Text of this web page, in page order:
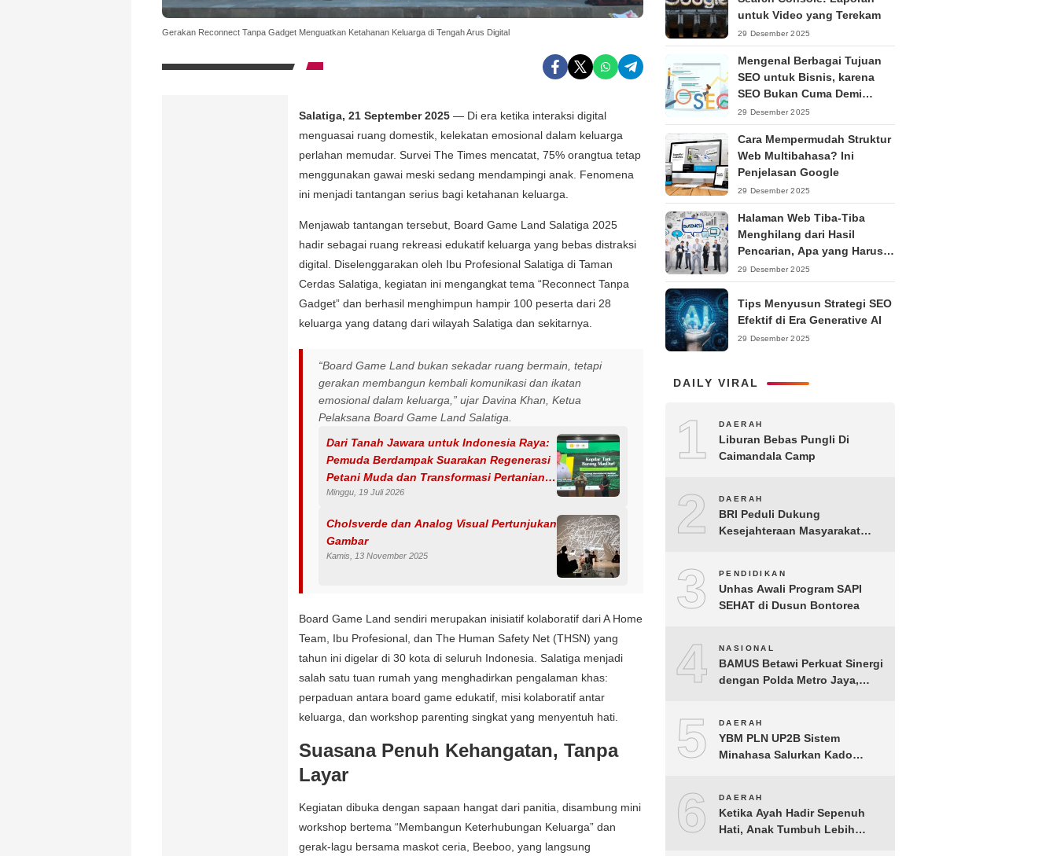
Gerakan Reconnect Tanpa Gadget Menguatkan Ketahanan Keluarga di Tengah Arus Digital
Salatiga, 21 September 2025 — Di era ketika interaksi digital
menguasai ruang domestik, kelekatan emosional dalam keluarga
perlahan memudar. Survei The Times mencatat, 75% orangtua tetap
menggunakan gawai meski sedang mendampingi anak. Fenomena
ini menjadi tantangan serius bagi ketahanan keluarga.
Menjawab tantangan tersebut, Board Game Land Salatiga 2025
hadir sebagai ruang rekreasi edukatif keluarga yang bebas distraksi
digital. Diselenggarakan oleh Ibu Profesional Salatiga di Taman
Cerdas Salatiga, kegiatan ini mengangkat tema “Reconnect Tanpa
Gadget” dan berhasil menghimpun hampir 100 peserta dari 28
keluarga yang datang dari wilayah Salatiga dan sekitarnya.
“Board Game Land bukan sekadar ruang bermain, tetapi
gerakan membangun kembali komunikasi dan ikatan
emosional dalam keluarga,” ujar Davina Khan, Ketua
Pelaksana Board Game Land Salatiga.
Dari Tanah Jawara untuk Indonesia Raya:
Pemuda Berdampak Suarakan Regenerasi
Petani Muda dan Transformasi Pertanian
Banten.
Minggu, 19 Juli 2026
Cholsverde dan Analog Visual Pertunjukan
Gambar
Kamis, 13 November 2025
Board Game Land sendiri merupakan inisiatif kolaboratif dari A Home
Team, Ibu Profesional, dan The Human Safety Net (THSN) yang
tahun ini digelar di 30 kota di seluruh Indonesia. Salatiga menjadi
salah satu tuan rumah yang menghadirkan pengalaman khas:
perpaduan antara board game edukatif, misi kolaboratif antar
keluarga, dan workshop parenting singkat yang menyentuh hati.
Suasana Penuh Kehangatan, Tanpa
Layar
Kegiatan dibuka dengan sapaan hangat dari panitia, disambung mini
workshop bertema “Membangun Keterhubungan Keluarga” dan
gerak-lagu bersama maskot ceria, Beeboo, yang langsung
untuk Video yang Terekam
29 Desember 2025
Mengenal Berbagai Tujuan
SEO untuk Bisnis, karena
SEO Bukan Cuma Demi
Ranking
29 Desember 2025
Cara Mempermudah Struktur
Web Multibahasa? Ini
Penjelasan Google
29 Desember 2025
Halaman Web Tiba-Tiba
Menghilang dari Hasil
Pencarian, Apa yang Harus
Dilakukan?
29 Desember 2025
Tips Menyusun Strategi SEO
Efektif di Era Generative AI
29 Desember 2025
DAILY VIRAL
1 DAERAH
Liburan Bebas Pungli Di
Caimandala Camp
2 DAERAH
BRI Peduli Dukung
Kesejahteraan Masyarakat
3 PENDIDIKAN
Unhas Awali Program SAPI
SEHAT di Dusun Bontorea
4 NASIONAL
BAMUS Betawi Perkuat Sinergi
dengan Polda Metro Jaya,
Kondusif Jelang HUT ke-81
Republik Indonesia
5 DAERAH
YBM PLN UP2B Sistem
Minahasa Salurkan Kado
Tomohon
6 DAERAH
Ketika Ayah Hadir Sepenuh
Hati, Anak Tumbuh Lebih